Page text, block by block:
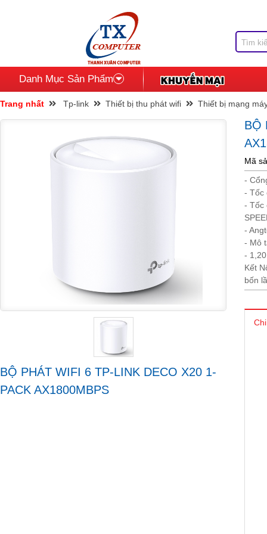
Danh Mục Sản Phẩm
Trang nhất Tp-link Thiết bị thu phát wifi Thiết bị mạng
BỘ PHÁT WIFI 6 TP-LINK DECO X20 1-
PACK AX1800MBPS
BỘ
Mã
-
- Tốc
- Tốc
-
- Mô
-
Kết
bốn